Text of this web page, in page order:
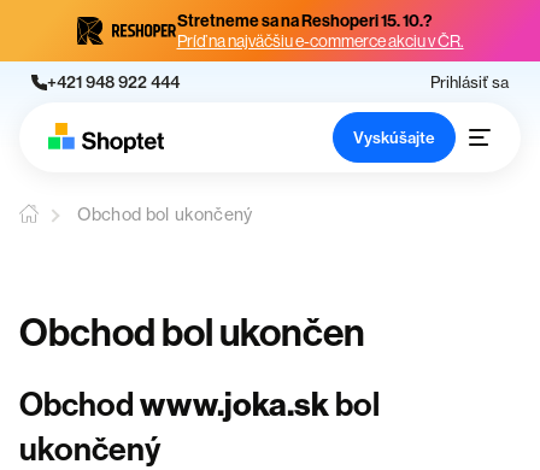
Stretneme sa na Reshoperi 15. 10.?
Príď na najväčšiu e-commerce akciu v ČR.
+421 948 922 444 Prihlásiť sa
Vyskúšajte
Obchod bol ukončený
Obchod bol ukončen
Obchodwww.joka.skbol
ukončený